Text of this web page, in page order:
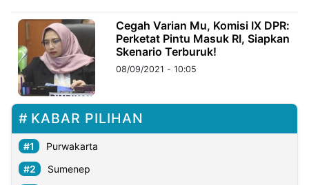
Cegah Varian Mu, Komisi IX DPR:
Perketat Pintu Masuk RI, Siapkan
Skenario Terburuk!
08/09/2021 - 10:05
KABAR PILIHAN
Purwakarta
Sumenep